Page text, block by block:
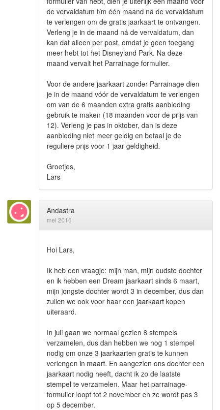
de vervaldatum t/m één maand ná de vervaldatum
te verlengen om de gratis jaarkaart te ontvangen.
Verleng je in de maand ná de vervaldatum, dan
kan dat alleen per post, omdat je geen toegang
meer hebt tot het Disneyland Park. Na deze
maand vervalt het Parrainage formulier.
Voor de andere jaarkaart zonder Parrainage dien
je in de maand vóór de vervaldatum te verlengen
om van de 6 maanden extra gratis aanbieding
gebruik te maken (18 maanden voor de prijs van
12). Verleng je pas in oktober, dan is deze
aanbieding niet meer geldig en betaal je de
reguliere prijs voor 1 jaar geldigheid.
Groetjes,
Lars
Andastra
mei 2016
Hoi Lars,
Ik heb een vraagje: mijn man, mijn oudste dochter
en ik hebben een Dream jaarkaart sinds 6 maart,
mijn jongste dochter wordt 3 in december, dus dan
zullen we ook voor haar een jaarkaart kopen
uiteraard.
In juli gaan we normaal gezien 8 stempels
verzamelen, dus dan hebben we nog 1 stempel
nodig om onze 3 jaarkaarten gratis te kunnen
verlengen in maart. En aangezien ons dochter een
jaarkaart nodig heeft, dacht ik zo de laatste
stempel te verzamelen. Maar het parrainage-
formulier loopt tot 2 november en ze wordt pas 3
op 5 december.